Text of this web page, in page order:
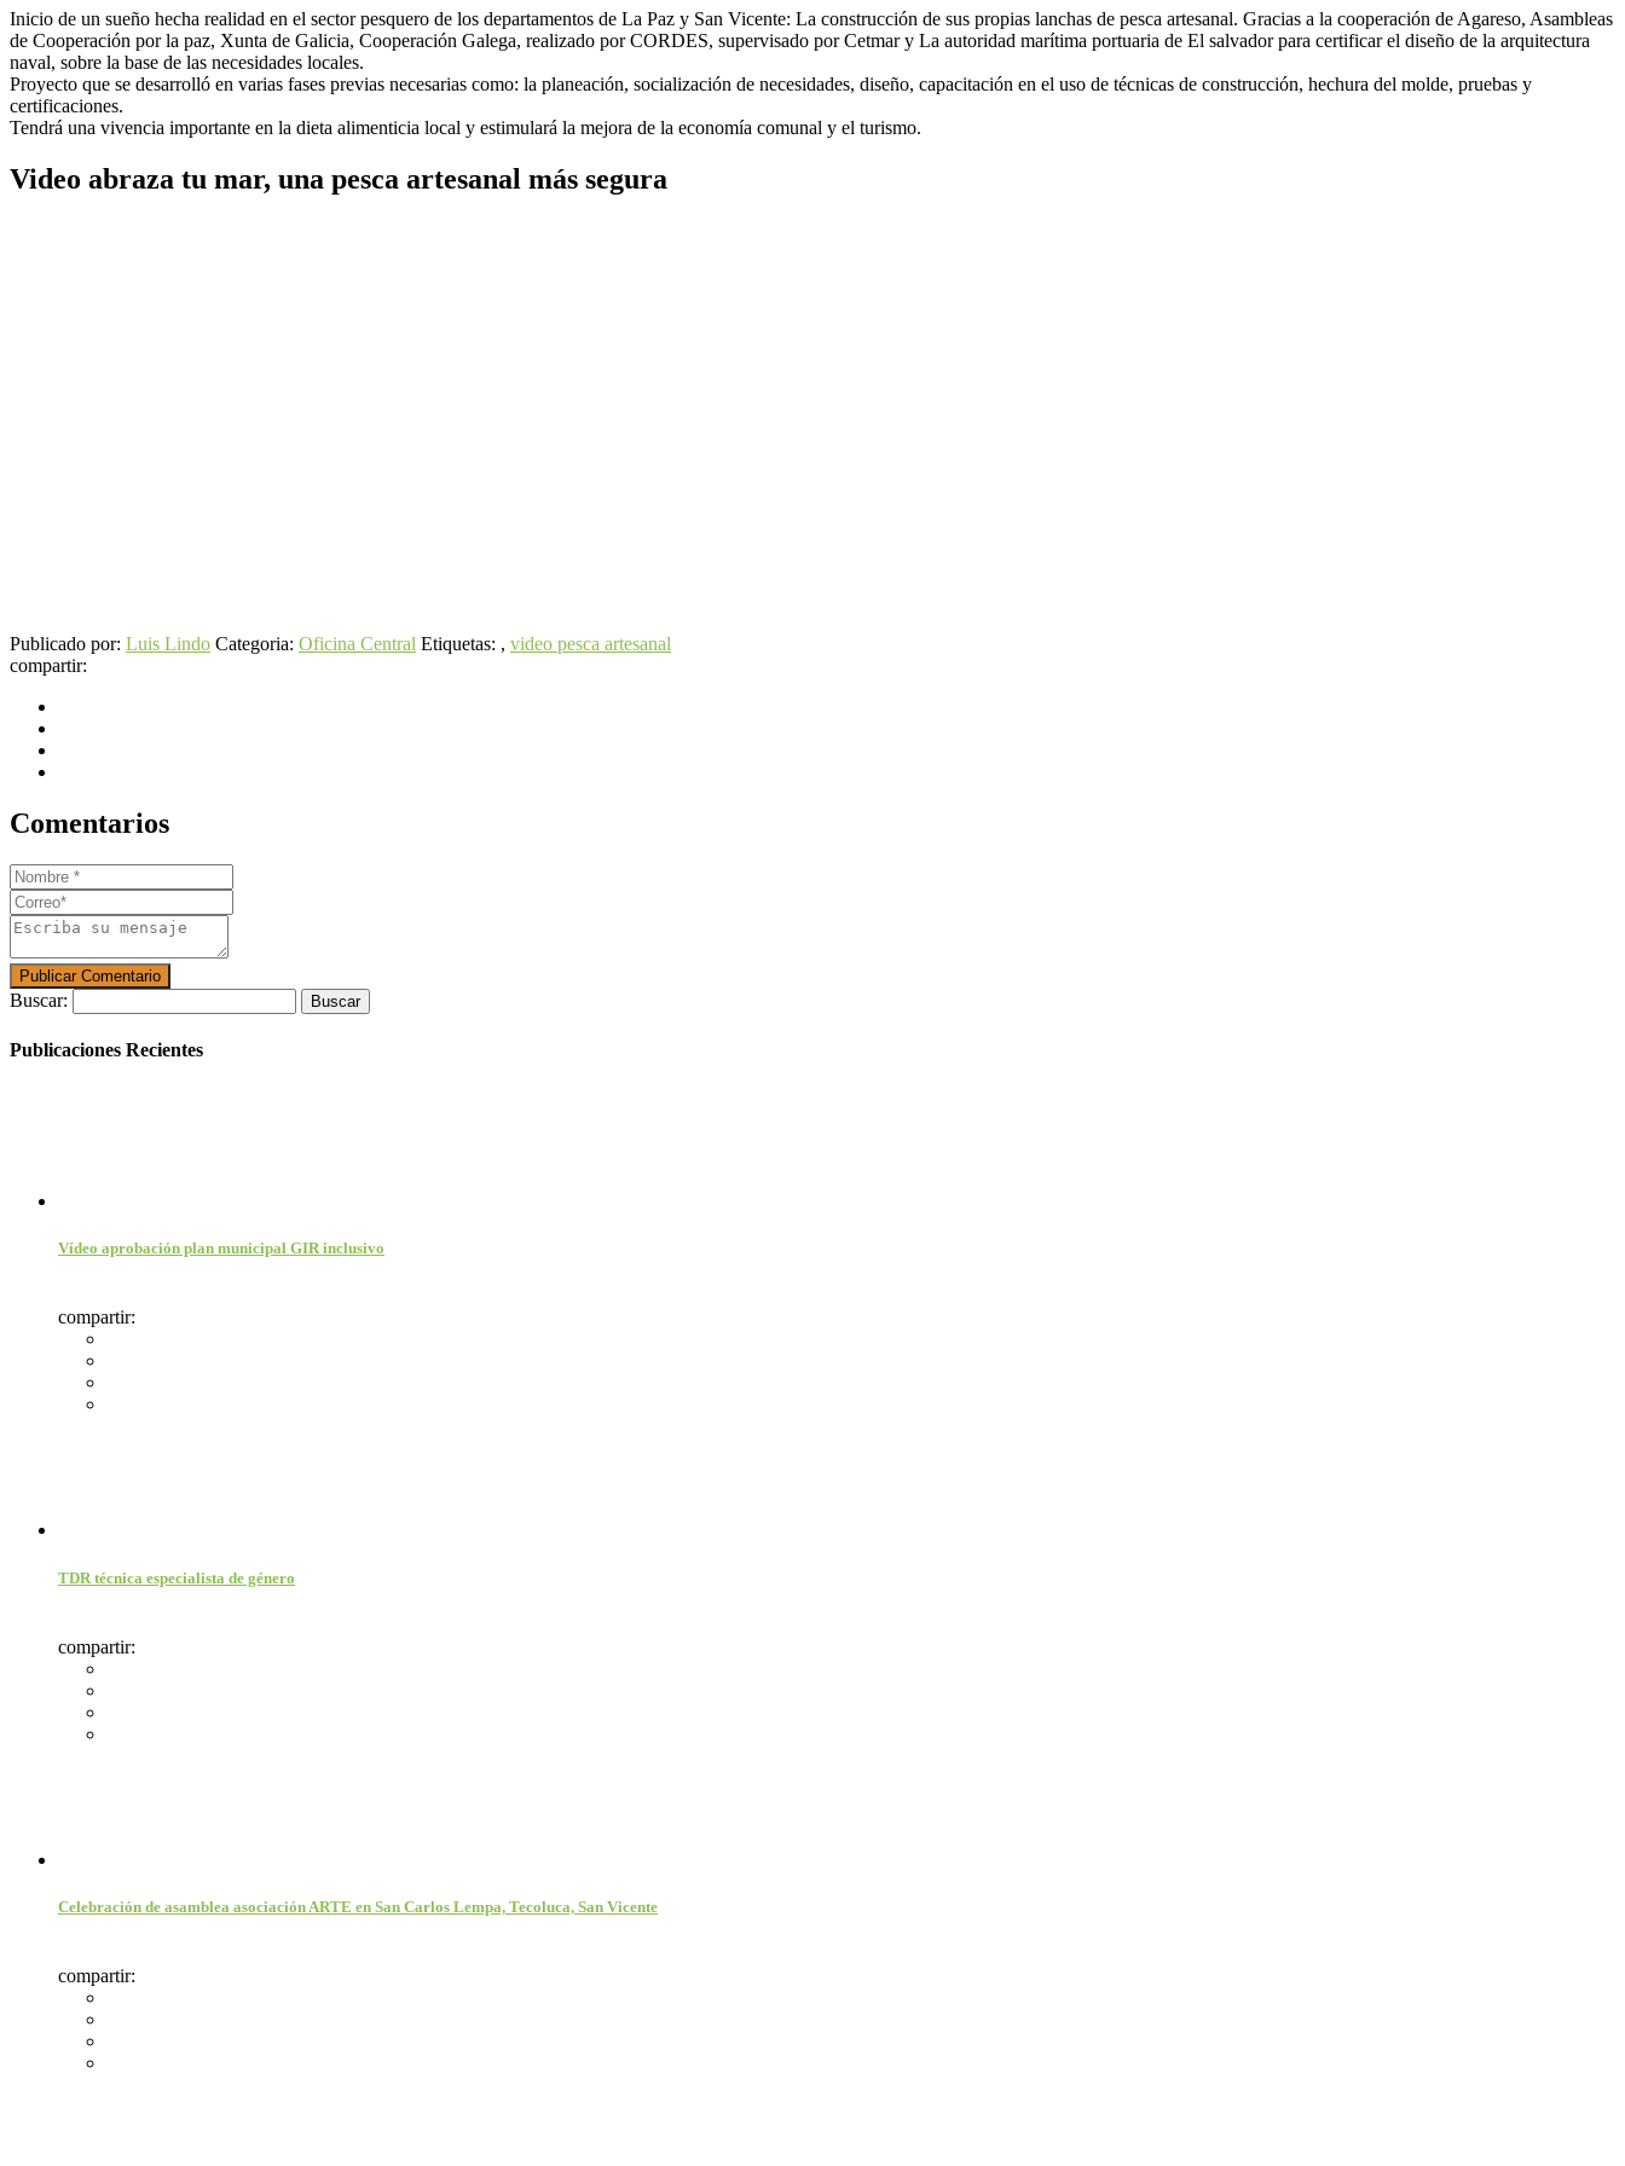
Inicio de un sueño hecha realidad en el sector pesquero de los departamentos de La Paz y San Vicente: La construcción de sus propias lanchas de pesca artesanal. Gracias a la cooperación de Agareso, Asambleas
de Cooperación por la paz, Xunta de Galicia, Cooperación Galega, realizado por CORDES, supervisado por Cetmar y La autoridad marítima portuaria de El salvador para certificar el diseño de la arquitectura
naval, sobre la base de las necesidades locales.
Proyecto que se desarrolló en varias fases previas necesarias como: la planeación, socialización de necesidades, diseño, capacitación en el uso de técnicas de construcción, hechura del molde, pruebas y
certificaciones.
Tendrá una vivencia importante en la dieta alimenticia local y estimulará la mejora de la economía comunal y el turismo.
Video abraza tu mar, una pesca artesanal más segura
Publicado por: Luis Lindo Categoria: Oficina Central Etiquetas: , video pesca artesanal
compartir:
Comentarios
Buscar:
Publicaciones Recientes
Vídeo aprobación plan municipal GIR inclusivo
compartir:
TDR técnica especialista de género
compartir:
Celebración de asamblea asociación ARTE en San Carlos Lempa, Tecoluca, San Vicente
compartir: